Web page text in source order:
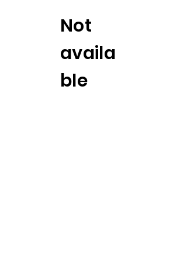
Not
availa
ble